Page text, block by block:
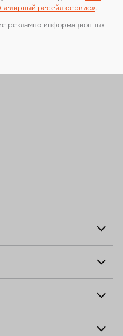
ресейл-сервиc».
рекламно-информационных